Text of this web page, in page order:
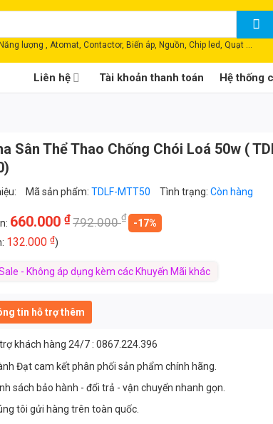
lượng , Atomat, Contactor, Biến áp, Nguồn, Chip led, Quạt ...
Liên hệ Tài khoản thanh toán Hệ thống
Sân Thể Thao Chống Chói Loá 50w (
Mã sản phẩm: TDLF-MTT50 Tình trạng: Còn hàng
660.000 ₫792.000₫
-17%
132.000 ₫)
- Không áp dụng kèm các Khuyến Mãi khác
tin hỗ trợ thêm
khách hàng 24/7 : 0867.224.396
Đạt cam kết phân phối sản phẩm chính hãng.
sách bảo hành - đổi trả - vận chuyển nhanh gọn.
tôi gửi hàng trên toàn quốc.